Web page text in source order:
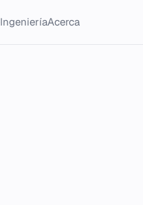
IngenieríaAcerca